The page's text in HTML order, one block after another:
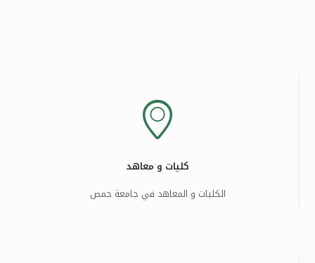
كليات و معاهد
الكليات و المعاهد في جامعة حمص